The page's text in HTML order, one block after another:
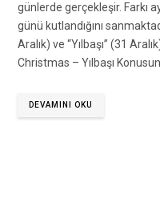
günlerde gerçekleşir. Farkı
günü kutlandığını
Aralık) ve “Yılbaşı” (31
Christmas – Yılbaşı
DEVAMINI OKU